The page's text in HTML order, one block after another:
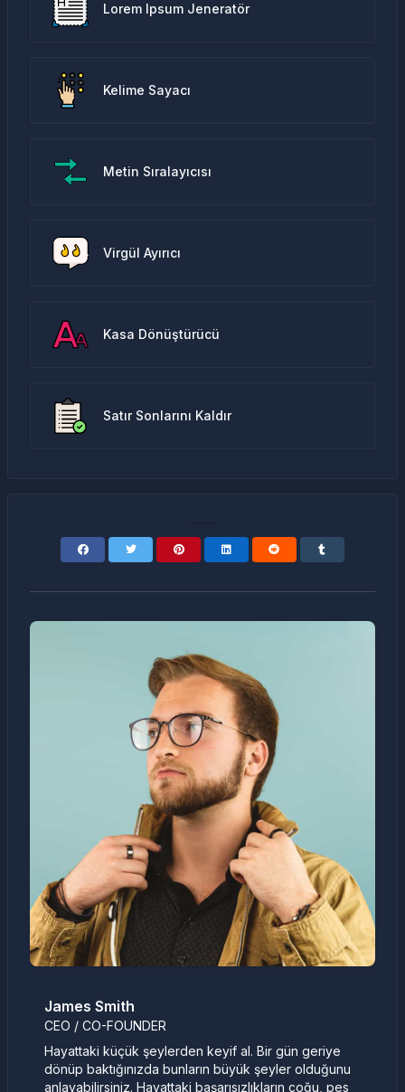
Lorem Ipsum Jeneratör
Kelime Sayacı
Metin Sıralayıcısı
Virgül Ayırıcı
Kasa Dönüştürücü
Satır Sonlarını Kaldır
James Smith
CEO / CO-FOUNDER
Hayattaki küçük şeylerden keyif al. Bir gün geriye
dönüp baktığınızda bunların büyük şeyler olduğunu
anlayabilirsiniz. Hayattaki başarısızlıkların çoğu, pes